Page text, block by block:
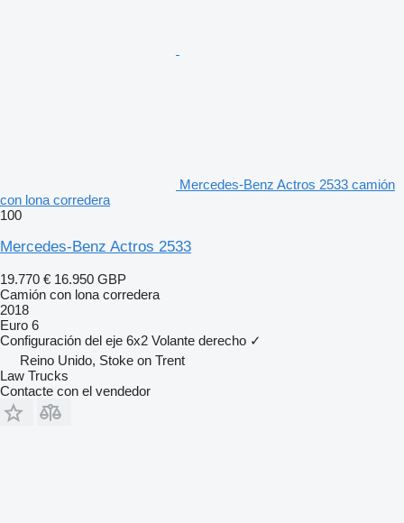
Mercedes-Benz Actros 2533 camión
con lona corredera
100
Mercedes-Benz Actros 2533
19.770 € 16.950 GBP
Camión con lona corredera
2018
Euro 6
Configuración del eje 6x2 Volante derecho ✓
Reino Unido, Stoke on Trent
Law Trucks
Contacte con el vendedor